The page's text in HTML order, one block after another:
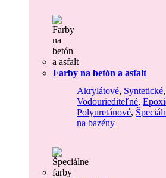
Farby na betón a asfalt
Akrylátové, Syntetické,
Vodouriediteľné,
Polyuretánové,
na bazény